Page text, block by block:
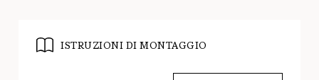
ISTRUZIONI DI MONTAGGIO